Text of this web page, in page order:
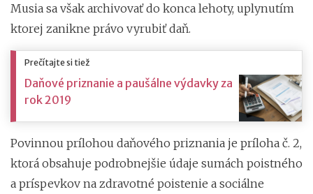
Musia sa však archivovať do konca lehoty, uplynutím
ktorej zanikne právo vyrubiť daň.
Prečítajte si tiež
Daňové priznanie a paušálne výdavky za
rok 2019
Povinnou prílohou daňového priznania je príloha č. 2,
ktorá obsahuje podrobnejšie údaje sumách poistného
a príspevkov na zdravotné poistenie a sociálne